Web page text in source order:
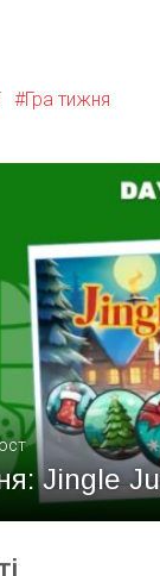
Гра тижня
Jingle